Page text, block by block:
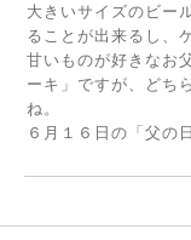
大きいサイズのビー
ることが出来るし、
甘いものが好きなお
ーキ」ですが、どち
ね。
６月１６日の「父の